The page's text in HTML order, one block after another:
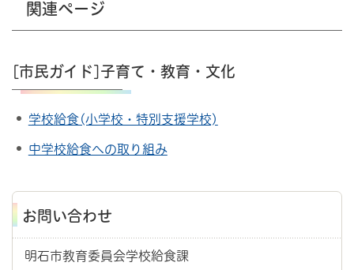
関連ページ
[市民ガイド]子育て・教育・文化
学校給食(小学校・特別支援学校)
中学校給食への取り組み
お問い合わせ
明石市教育委員会学校給食課